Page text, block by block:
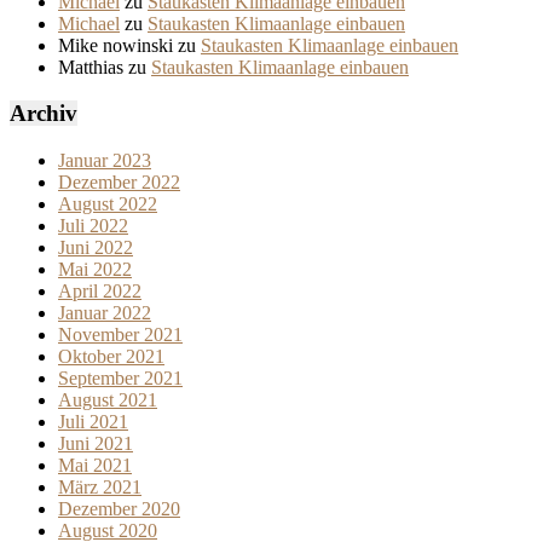
Michael zu Staukasten Klimaanlage einbauen
Mike nowinski zu Staukasten Klimaanlage einbauen
Matthias zu Staukasten Klimaanlage einbauen
Archiv
Januar 2023
Dezember 2022
August 2022
Juli 2022
Juni 2022
Mai 2022
April 2022
Januar 2022
November 2021
Oktober 2021
September 2021
August 2021
Juli 2021
Juni 2021
Mai 2021
März 2021
Dezember 2020
August 2020